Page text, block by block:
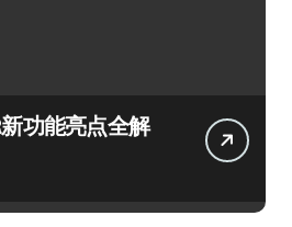
功能亮点全解